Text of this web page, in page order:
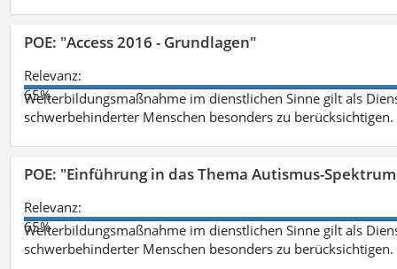
POE: "Access 2016 - Grundlagen"
Relevanz:
65%
Weiterbildungsmaßnahme im dienstlichen Sinne gilt als
schwerbehinderter Menschen besonders zu berücksichtigen.
POE: "Einführung in das Thema Autismus-
Relevanz:
65%
Weiterbildungsmaßnahme im dienstlichen Sinne gilt als
schwerbehinderter Menschen besonders zu berücksichtigen.